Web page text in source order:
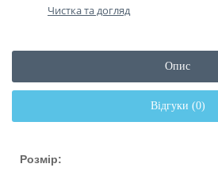
Чистка та догляд
Опис
Відгуки (0)
Розмір: